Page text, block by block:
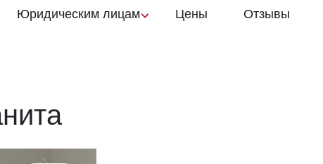
Юридическим лицам Цены Отзывы